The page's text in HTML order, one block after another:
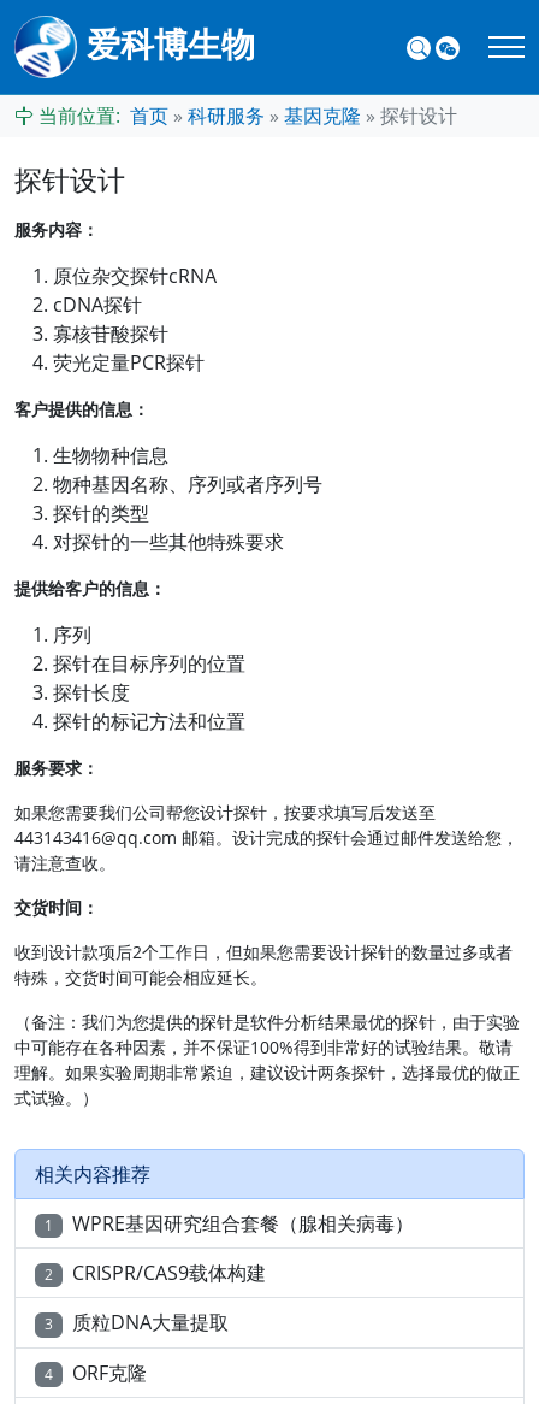
爱科博生物
当前位置: 首页 » 科研服务 » 基因克隆 » 探针设计
探针设计
服务内容：
原位杂交探针cRNA
cDNA探针
寡核苷酸探针
荧光定量PCR探针
客户提供的信息：
生物物种信息
物种基因名称、序列或者序列号
探针的类型
对探针的一些其他特殊要求
提供给客户的信息：
序列
探针在目标序列的位置
探针长度
探针的标记方法和位置
服务要求：
如果您需要我们公司帮您设计探针，按要求填写后发送至
443143416@qq.com 邮箱。设计完成的探针会通过邮件发送给您，
请注意查收。
交货时间：
收到设计款项后2个工作日，但如果您需要设计探针的数量过多或者
特殊，交货时间可能会相应延长。
（备注：我们为您提供的探针是软件分析结果最优的探针，由于实验
中可能存在各种因素，并不保证100%得到非常好的试验结果。敬请
理解。如果实验周期非常紧迫，建议设计两条探针，选择最优的做正
式试验。）
相关内容推荐
1 WPRE基因研究组合套餐（腺相关病毒）
2 CRISPR/CAS9载体构建
3 质粒DNA大量提取
4 ORF克隆